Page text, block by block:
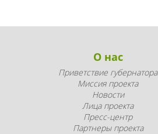
О нас
Приветствие губернатора
Миссия проекта
Новости
Лица проекта
Пресс-центр
Партнеры проекта